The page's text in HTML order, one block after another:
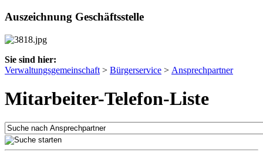
Auszeichnung Geschäftsstelle
Sie sind hier:
Verwaltungsgemeinschaft > Bürgerservice > Ansprechpartner
Mitarbeiter-Telefon-Liste